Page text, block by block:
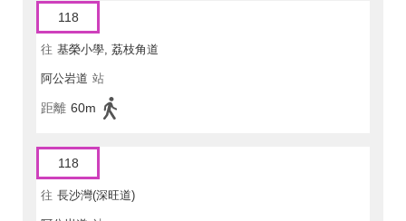
118
往 基榮小學, 荔枝角道
阿公岩道 站
距離 60m
118
往 長沙灣(深旺道)